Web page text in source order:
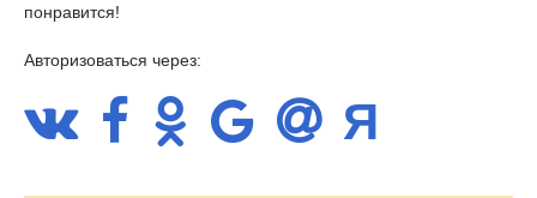
понравится!
Авторизоваться через: